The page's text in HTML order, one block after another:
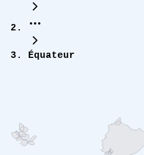
Équateur